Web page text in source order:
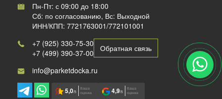
Пн-Пт: с 09:00 до 18:00
Сб: по согласованию, Вс: Выходной
ИНН/КПП: 7721763001/772101001
+7 (925) 330-75-30
+7 (499) 390-37-00
Обратная связь
info@parketdocka.ru
5,0/5
Ваша
оценка
4,9/5
Ваша
оценка